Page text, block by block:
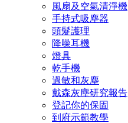
風扇及空氣清淨機
手持式吸塵器
頭髮護理
降噪耳機
燈具
乾手機
過敏和灰塵
戴森灰塵研究報告
登記你的保固
到府示範教學